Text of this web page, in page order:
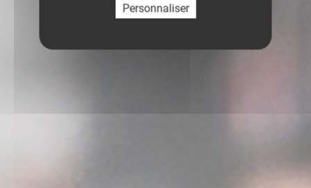
Personnaliser